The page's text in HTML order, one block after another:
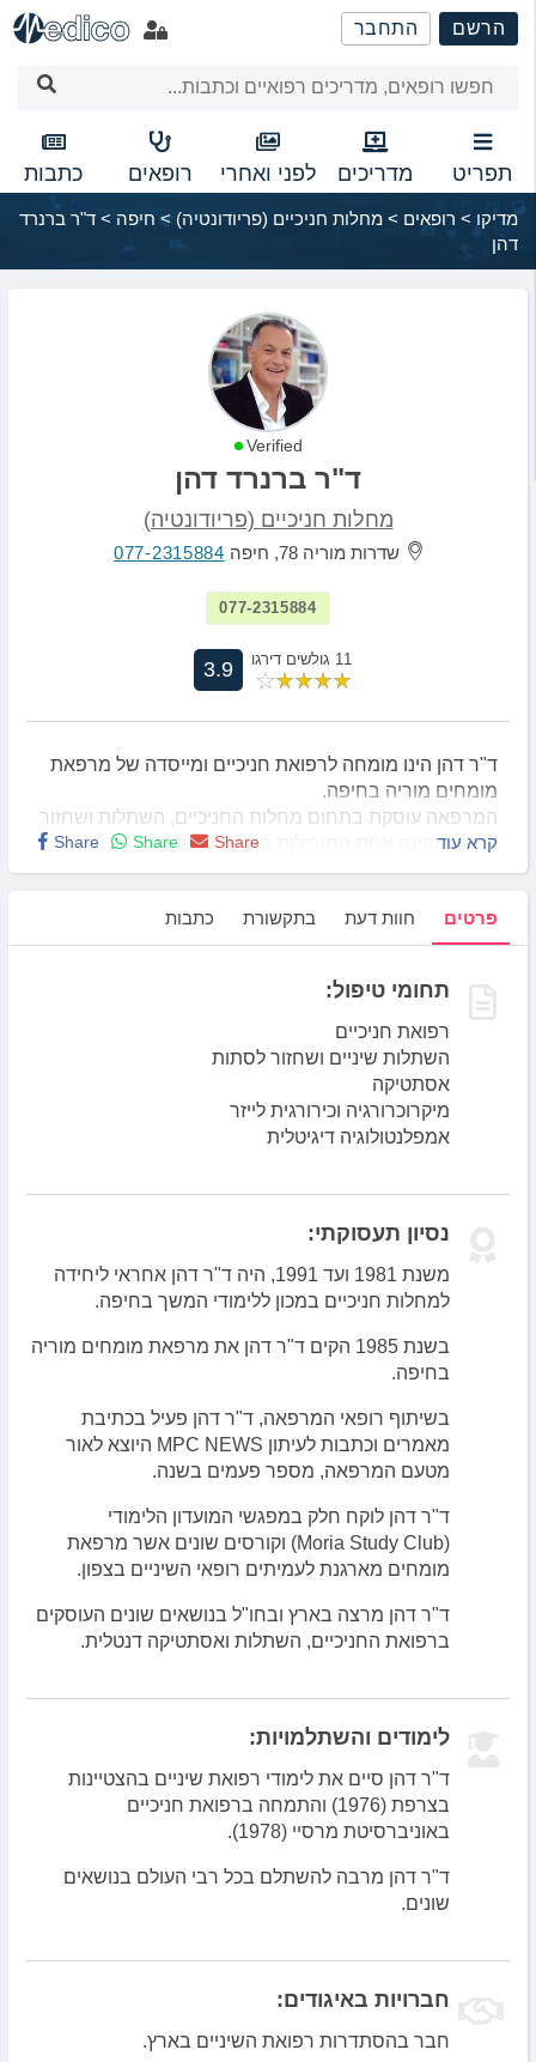
שִׂים
לֵב:
מַעֲרֶכֶת
נָגִישׁ
בִּקְלִיק
הַמְּסַיַּעַת
לִנְגִישׁוּת
הָאֲתָר.
הרשם התחבר
תפריט מדריכים לפני ואחרי רופאים כתבות
מדיקו > רופאים > מחלות חניכיים (פריודונטיה) > חיפה > ד"ר ברנרד
דהן
Verified
ד"ר ברנרד דהן
מחלות חניכיים (פריודונטיה)
שדרות מוריה 78, חיפה 077-2315884
077-2315884
11 גולשים דירגו 3.9
ד"ר דהן הינו מומחה לרפואת חניכיים ומייסדה של מרפאת
מומחים מוריה בחיפה.
המרפאה עוסקת בתחום מחלות החניכיים, השתלות ושחזור
לסתות והינה אחת המובילות בתחומה בארץ.
Share Share Share קרא עוד
פרטים חוות דעת בתקשורת כתבות
תחומי טיפול:
רפואת חניכיים
השתלות שיניים ושחזור לסתות
אסתטיקה
מיקרוכרורגיה וכירורגית לייזר
אמפלנטולוגיה דיגיטלית
נסיון תעסוקתי:
משנת 1981 ועד 1991, היה ד"ר דהן אחראי ליחידה
למחלות חניכיים במכון ללימודי המשך בחיפה.
בשנת 1985 הקים ד"ר דהן את מרפאת מומחים מוריה
בחיפה.
בשיתוף רופאי המרפאה, ד"ר דהן פעיל בכתיבת
מאמרים וכתבות לעיתון MPC NEWS היוצא לאור
מטעם המרפאה, מספר פעמים בשנה.
ד"ר דהן לוקח חלק במפגשי המועדון הלימודי
(Moria Study Club) וקורסים שונים אשר מרפאת
מומחים מארגנת לעמיתים רופאי השיניים בצפון.
ד"ר דהן מרצה בארץ ובחו"ל בנושאים שונים העוסקים
ברפואת החניכיים, השתלות ואסתטיקה דנטלית.
לימודים והשתלמויות:
ד"ר דהן סיים את לימודי רפואת שיניים בהצטיינות
בצרפת (1976) והתמחה ברפואת חניכיים
באוניברסיטת מרסיי (1978).
ד"ר דהן מרבה להשתלם בכל רבי העולם בנושאים
שונים.
חברויות באיגודים:
חבר בהסתדרות רפואת השיניים בארץ.